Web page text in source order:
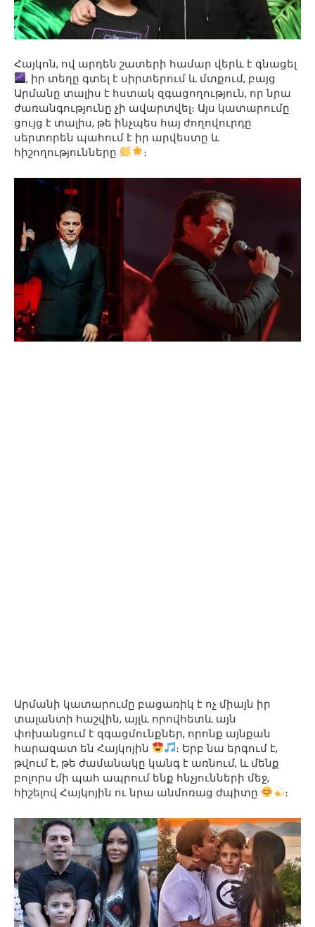
Հայկոն, ով արդեն շատերի համար վերև է գնացել
, իր տեղը գտել է սիրտերում և մտքում, բայց
Արմանը տալիս է հստակ զգացողություն, որ նրա
ժառանգությունը չի ավարտվել։ Այս կատարումը
ցույց է տալիս, թե ինչպես հայ ժողովուրդը
սերտորեն պահում է իր արվեստը և
հիշողությունները
։
Արմանի կատարումը բացառիկ է ոչ միայն իր
տալանտի հաշվին, այլև որովհետև այն
փոխանցում է զգացմունքներ, որոնք այնքան
հարազատ են Հայկոյին
։ Երբ նա երգում է,
թվում է, թե ժամանակը կանգ է առնում, և մենք
բոլորս մի պահ ապրում ենք հնչյունների մեջ,
հիշելով Հայկոյին ու նրա անմոռաց ժպիտը
։